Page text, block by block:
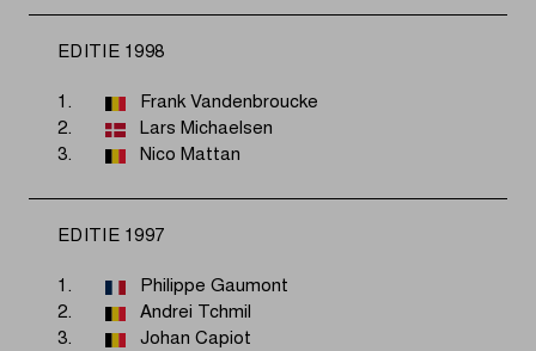
EDITIE 1998
1.
Frank Vandenbroucke
2.
Lars Michaelsen
3.
Nico Mattan
EDITIE 1997
1.
Philippe Gaumont
2.
Andrei Tchmil
3.
Johan Capiot